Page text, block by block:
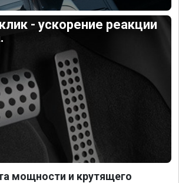
- ускорение реакции
мощности и крутящего